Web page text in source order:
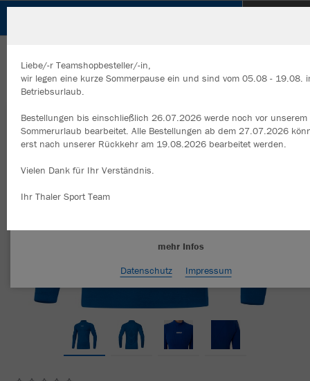
Liebe/-r Teamshopbesteller/-in,
wir legen eine kurze Sommerpause ein und sind vom 05.08 - 19.08.
Betriebsurlaub.
Bestellungen bis einschließlich 26.07.2026 werde noch vor unserem
Sommerurlaub bearbeitet. Alle Bestellungen ab dem 27.07.2026
erst nach unserer Rückkehr am 19.08.2026 bearbeitet werden.
Vielen Dank für Ihr Verständnis.
Ihr Thaler Sport Team
Wir verwenden Cookies
Durch die Analyse der Besucherdaten können wir dir personalisierte
Inhalte anzeigen und unsere Website verbessern. Weitere
mehr Infos
Datenschutz
Impressum